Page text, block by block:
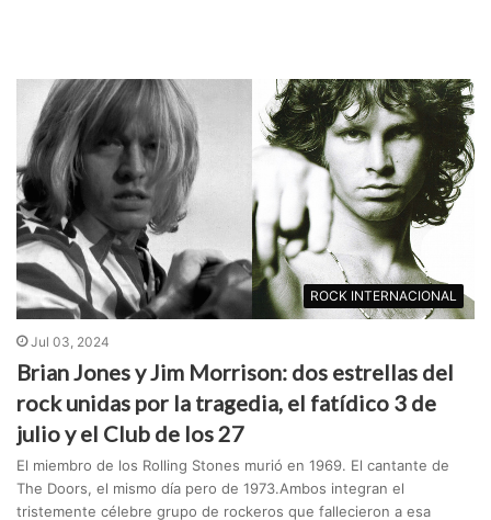
ROCK INTERNACIONAL
Jul 03, 2024
Brian Jones y Jim Morrison: dos estrellas del
rock unidas por la tragedia, el fatídico 3 de
julio y el Club de los 27
El miembro de los Rolling Stones murió en 1969. El cantante de
The Doors, el mismo día pero de 1973.Ambos integran el
tristemente célebre grupo de rockeros que fallecieron a esa